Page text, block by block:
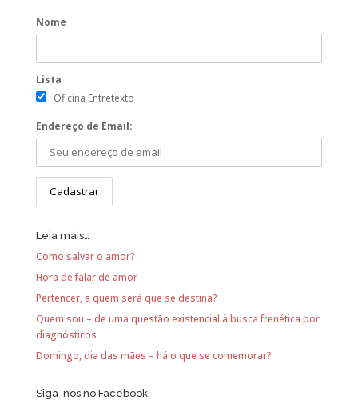
Nome
Lista
Oficina Entretexto
Endereço de Email:
Leia mais…
Como salvar o amor?
Hora de falar de amor
Pertencer, a quem será que se destina?
Quem sou – de uma questão existencial à busca frenética por
diagnósticos
Domingo, dia das mães – há o que se comemorar?
Siga-nos no Facebook